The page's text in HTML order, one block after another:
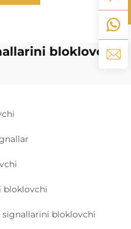
bloklovchi
bloklovchi
signallarini bloklovchi